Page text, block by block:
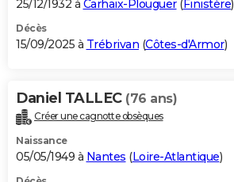
25/12/1932 à Carhaix-Plouguer( Finistère)
Décès
15/09/2025 à Trébrivan (Côtes-d'Armor)
Daniel TALLEC (76 ans)
Créer une cagnotte obsèques
Naissance
05/05/1949 à Nantes (Loire-Atlantique)